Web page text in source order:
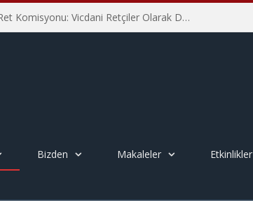
İHD İstanbul Şube Vicdani Ret Komisyonu: Vicdani Retçiler Olarak Destek İçin Buradayız!
Bizden Makaleler Etkinlikler